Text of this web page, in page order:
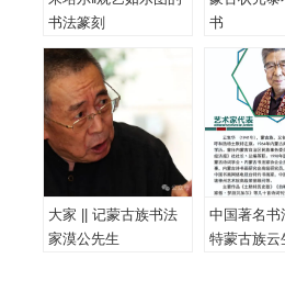
书法篆刻
书
大家 || 记蒙古族书法
家漠公先生
中国著名书
特蒙古族云